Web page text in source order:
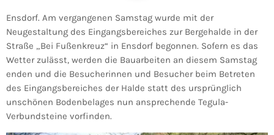
Ensdorf. Am vergangenen Samstag wurde mit der
Neugestaltung des Eingangsbereiches zur Bergehalde in der
Straße „Bei Fußenkreuz“ in Ensdorf begonnen. Sofern es das
Wetter zulässt, werden die Bauarbeiten an diesem Samstag
enden und die Besucherinnen und Besucher beim Betreten
des Eingangsbereiches der Halde statt des ursprünglich
unschönen Bodenbelages nun ansprechende Tegula-
Verbundsteine vorfinden.